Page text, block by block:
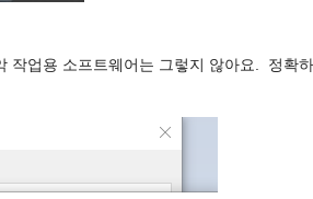
업용 소프트웨어는 그렇지 않아요.  정확